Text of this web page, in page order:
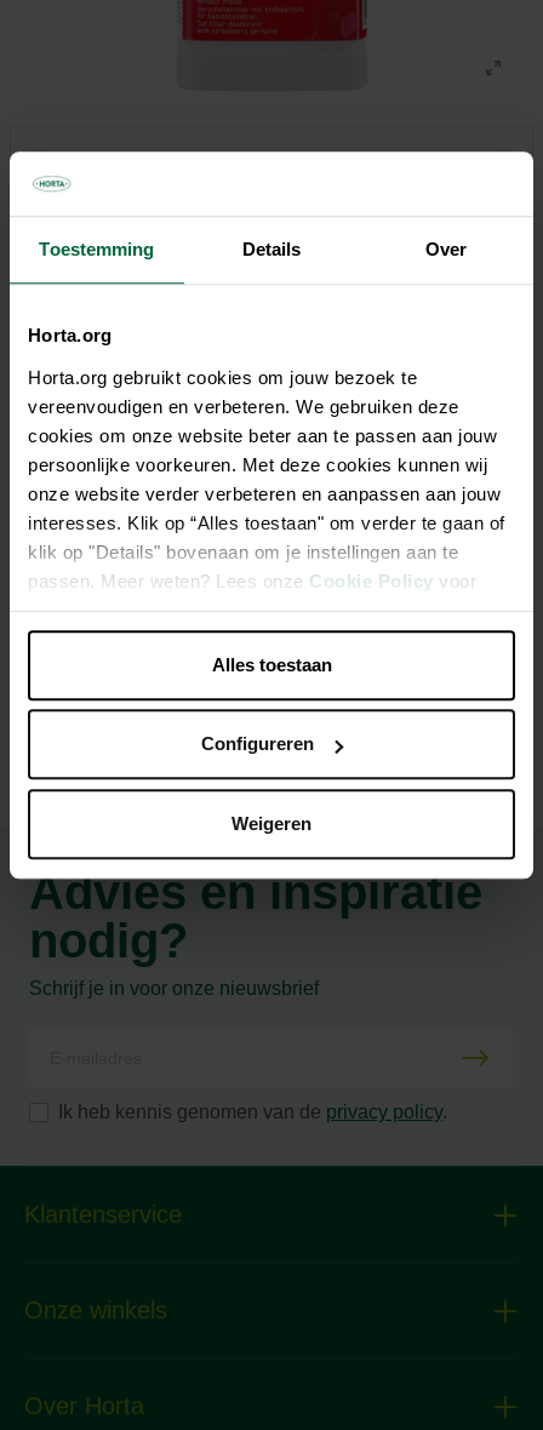
Toestemming Details Over
Horta.org
Horta.org gebruikt cookies om jouw bezoek te
vereenvoudigen en verbeteren. We gebruiken deze
cookies om onze website beter aan te passen aan jouw
persoonlijke voorkeuren. Met deze cookies kunnen wij
onze website verder verbeteren en aanpassen aan jouw
interesses. Klik op “Alles toestaan" om verder te gaan of
klik op "Details" bovenaan om je instellingen aan te
passen. Meer weten? Lees onze Cookie Policy voor
meer informatie.
Alles toestaan
Configureren
Weigeren
€ 9,45
Niet elke winkel heeft hetzelfde assortiment
Beschrijving
Kattenbak ontgeurder - katten
Weg met vieze geurtjes
Handige strooibus
Advies en inspiratie
nodig?
Schrijf je in voor onze nieuwsbrief
Ik heb kennis genomen van de privacy policy.
Klantenservice
Onze winkels
Over Horta